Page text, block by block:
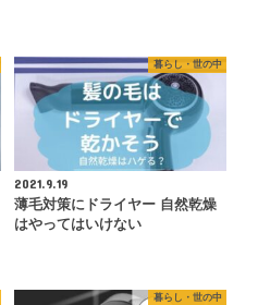
暮らし・世の中
2021.9.19
薄毛対策にドライヤー 自然乾燥
はやってはいけない
暮らし・世の中